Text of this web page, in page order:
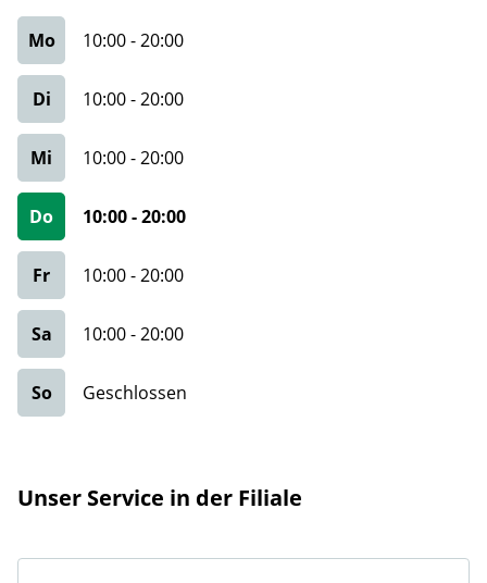
Mo 10:00-20:00
Di 10:00-20:00
Mi 10:00-20:00
Do 10:00-20:00
Fr 10:00-20:00
Sa 10:00-20:00
So Geschlossen
Unser Service in der Filiale